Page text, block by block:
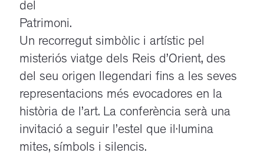
del
Patrimoni.
Un recorregut simbòlic i artístic pel
misteriós viatge dels Reis d’Orient, des
del seu origen llegendari fins a les seves
representacions més evocadores en la
història de l’art. La conferència serà una
invitació a seguir l’estel que il·lumina
mites, símbols i silencis.